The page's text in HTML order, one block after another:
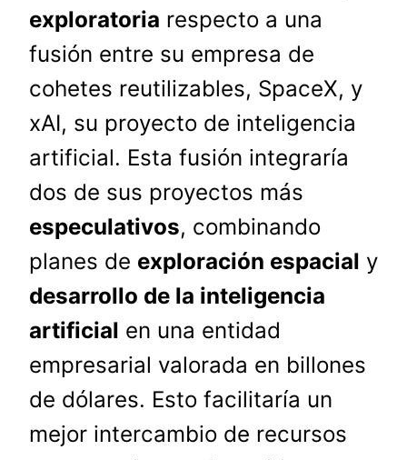
exploratoria respecto a una
fusión entre su empresa de
cohetes reutilizables, SpaceX, y
xAI, su proyecto de inteligencia
artificial. Esta fusión integraría
dos de sus proyectos más
especulativos, combinando
planes de exploración espacial y
desarrollo de la inteligencia
artificial en una entidad
empresarial valorada en billones
de dólares. Esto facilitaría un
mejor intercambio de recursos